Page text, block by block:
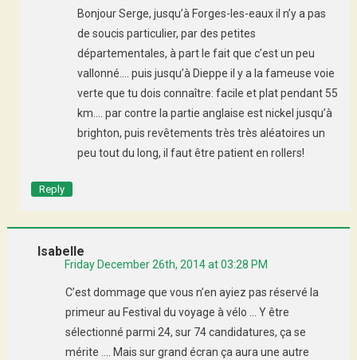
Bonjour Serge, jusqu’à Forges-les-eaux il n’y a pas
de soucis particulier, par des petites
départementales, à part le fait que c’est un peu
vallonné…. puis jusqu’à Dieppe il y a la fameuse voie
verte que tu dois connaître: facile et plat pendant 55
km…. par contre la partie anglaise est nickel jusqu’à
brighton, puis revêtements très très aléatoires un
peu tout du long, il faut être patient en rollers!
Reply
Isabelle
Friday December 26th, 2014 at 03:28 PM
C’est dommage que vous n’en ayiez pas réservé la
primeur au Festival du voyage à vélo … Y être
sélectionné parmi 24, sur 74 candidatures, ça se
mérite …. Mais sur grand écran ça aura une autre